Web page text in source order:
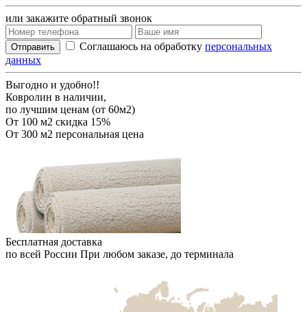
или закажите обратный звонок
Отправить Соглашаюсь на обработку персональных
данных
Выгодно и удобно!!
Ковролин в наличии,
по лучшим ценам (от 60м2)
От 100 м2 скидка 15%
От 300 м2 персональная цена
Бесплатная доставка
по всей России При любом заказе, до терминала